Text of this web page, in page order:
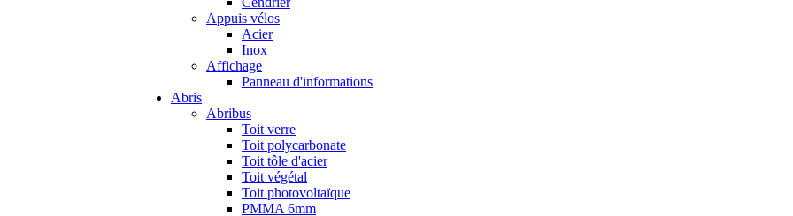
Appuis vélos
Acier
Inox
Affichage
Panneau d'informations
Abris
Abribus
Toit verre
Toit polycarbonate
Toit tôle d'acier
Toit végétal
Toit photovoltaïque
PMMA 6mm